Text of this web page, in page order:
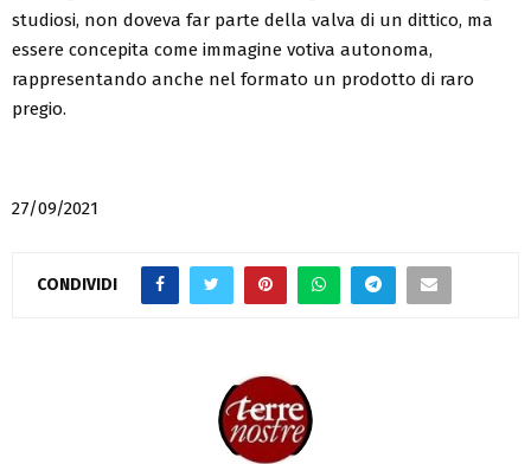
studiosi, non doveva far parte della valva di un dittico, ma
essere concepita come immagine votiva autonoma,
rappresentando anche nel formato un prodotto di raro
pregio.
27/09/2021
CONDIVIDI